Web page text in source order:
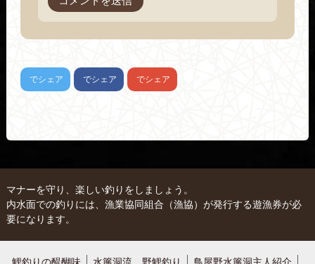
でシェア でシェア でシェア
マナーを守り、楽しい釣りをしましょう。
内水面での釣りには、漁業協同組合（漁協）が発行する遊漁券が必
要になります。